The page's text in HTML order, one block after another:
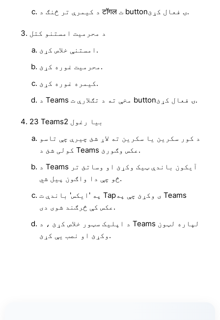
د کیمرې تر څنګ د टॉगल ت buttonۍ فعال کړئ.
د محرمیت امستنو کتل
امستنې خلاص کړئ.
محرمیت غوره کړئ.
کیمره غوره کړئ.
د Teams مخې ته د تګلارې ت buttonۍ فعال کړئ.
23 Teams2 بیا رغول
د کور سکرین یا سکرین ته لاړ شئ چیرې چې تاسو
کولی شئ د Teams عکس وګورئ.
د Teams آیکون باندې ټیک وکړئ او وساتئ تر
څو چې دا واګون پیل شي.
په 'ایکس' باندې ت Tapی وکړئ چې په Teams
عکس کې څرګند شوی دی.
د اپلیک سټور خلاص کړئ ، د Teams لپاره لټون
وکړئ او نصب یې کړئ.